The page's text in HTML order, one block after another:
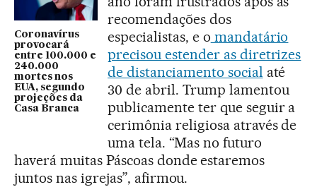
Coronavírus
provocará
entre 100.000 e
240.000
mortes nos
EUA, segundo
projeções da
Casa Branca
recomendações dos
especialistas, e o mandatário
precisou estender as diretrizes
de distanciamento social até
30 de abril. Trump lamentou
publicamente ter que seguir a
cerimônia religiosa através de
uma tela. “Mas no futuro
haverá muitas Páscoas donde estaremos
juntos nas igrejas”, afirmou.